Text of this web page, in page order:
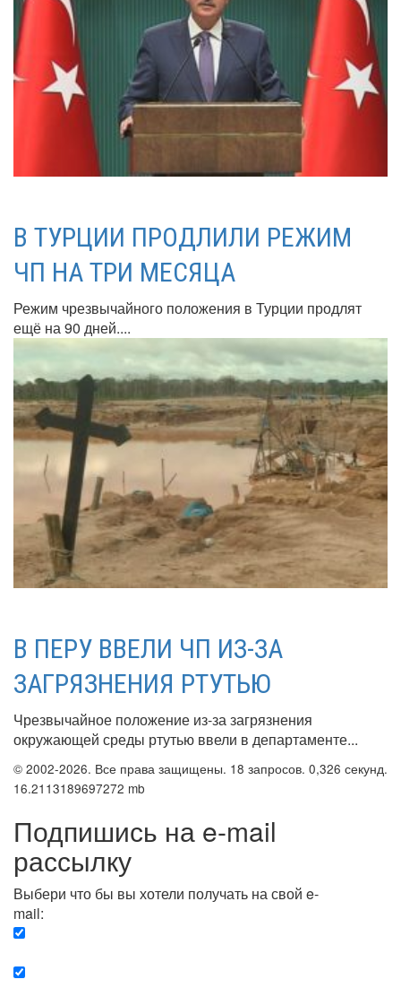
В ТУРЦИИ ПРОДЛИЛИ РЕЖИМ
ЧП НА ТРИ МЕСЯЦА
Режим чрезвычайного положения в Турции продлят
ещё на 90 дней....
В ПЕРУ ВВЕЛИ ЧП ИЗ-ЗА
ЗАГРЯЗНЕНИЯ РТУТЬЮ
Чрезвычайное положение из-за загрязнения
окружающей среды ртутью ввели в департаменте...
© 2002-2026. Все права защищены. 18 запросов. 0,326 секунд.
16.2113189697272 mb
Подпишись на e-mail
рассылку
Выбери что бы вы хотели получать на свой e-
mail: